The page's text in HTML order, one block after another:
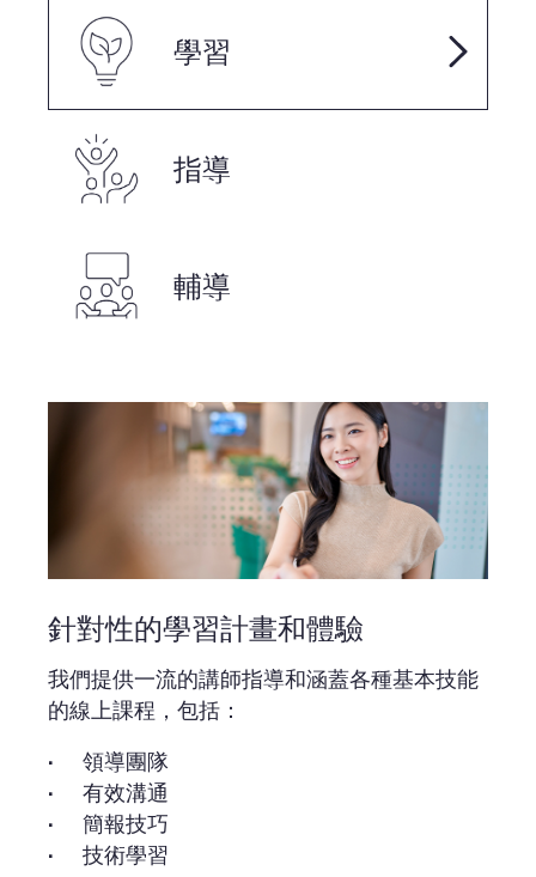
學習
指導
輔導
針對性的學習計畫和體驗
我們提供一流的講師指導和涵蓋各種基本技能
的線上課程，包括：
領導團隊
有效溝通
簡報技巧
技術學習